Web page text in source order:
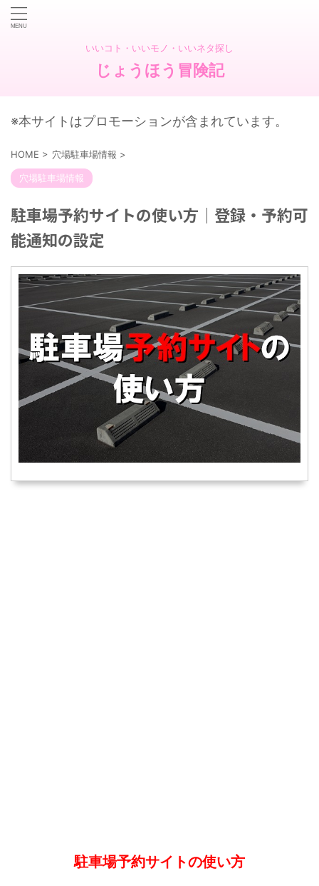
いいコト・いいモノ・いいネタ探し
じょうほう冒険記
※本サイトはプロモーションが含まれています。
HOME > 穴場駐車場情報 >
穴場駐車場情報
駐車場予約サイトの使い方｜登録・予約可
能通知の設定
駐車場予約サイトの使い方